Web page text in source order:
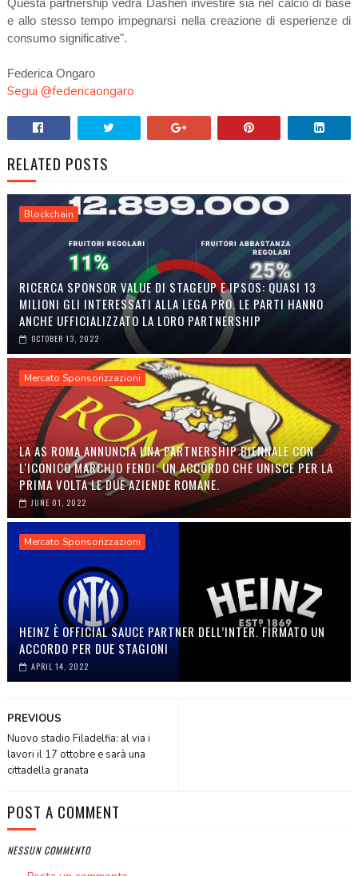
e allo stesso tempo impegnarsi nella creazione di esperienze di
consumo significative".
Federica Ongaro
Segui @federicaongaro
RELATED POSTS
Blockchain
RICERCA SPONSOR VALUE DI STAGEUP E IPSOS: QUASI 13
MILIONI GLI INTERESSATI ALLA LEGA PRO. LE PARTI HANNO
ANCHE UFFICIALIZZATO LA LORO PARTNERSHIP
OCTOBER 13, 2022
Mercato Sponsorizzazioni
LA AS ROMA ANNUNCIA UNA PARTNERSHIP BIENNALE CON
L'ICONICO MARCHIO FENDI: UN ACCORDO CHE UNISCE PER LA
PRIMA VOLTA LE DUE AZIENDE ROMANE.
JUNE 01, 2022
Mercato Sponsorizzazioni
HEINZ È OFFICIAL SAUCE PARTNER DELL’INTER. FIRMATO UN
ACCORDO PER DUE STAGIONI
APRIL 14, 2022
PREVIOUS
Nuovo stadio Filadelfia: al via i
lavori il 17 ottobre e sarà una
cittadella granata
POST A COMMENT
NESSUN COMMENTO